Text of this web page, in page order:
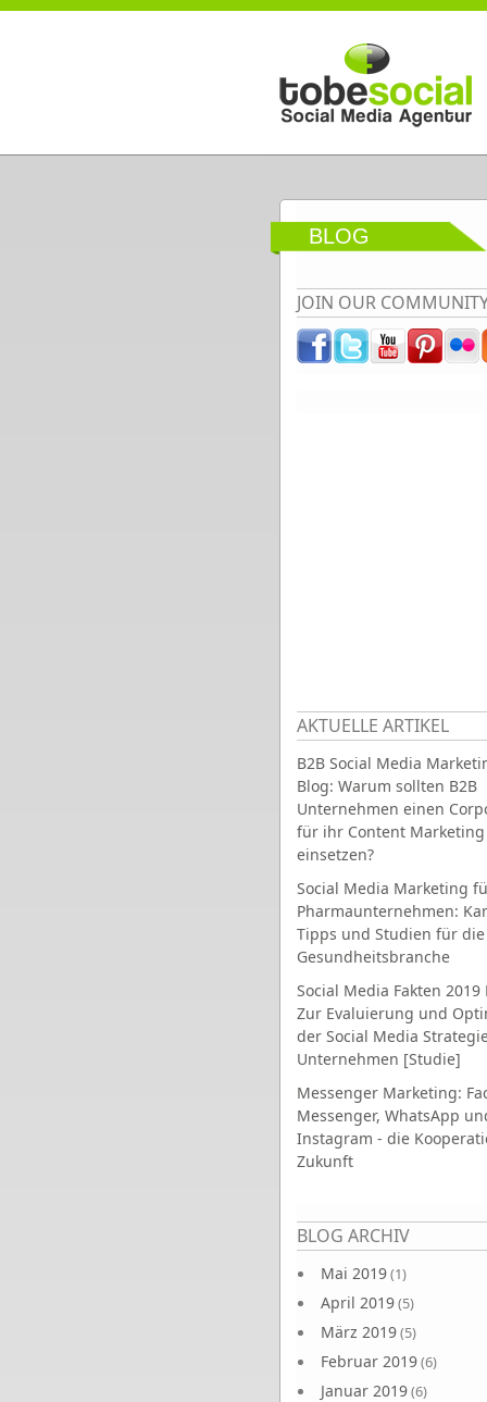
Direkt zum Inhalt
BLOG
JOIN OUR
AKTUELLE ARTIKEL
B2B Social Media
Blog: Warum sollten B2B
Unternehmen einen
für ihr Content Marketing
einsetzen?
Social Media Marketing
Pharmaunternehmen:
Tipps und Studien für die
Gesundheitsbranche
Social Media Fakten 2019
Zur Evaluierung und
der Social Media
Unternehmen [Studie]
Messenger Marketing:
Messenger, WhatsApp
Instagram - die
Zukunft
BLOG ARCHIV
Mai 2019(1)
April 2019(5)
März 2019(5)
Februar 2019(6)
Januar 2019(6)
Seiten